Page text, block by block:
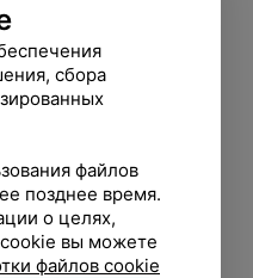
сбора
файлов
позднее время.
о целях,
cookie вы можете
файлов cookie